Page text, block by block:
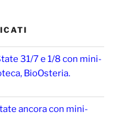
31/7 e 1/8 con mini-
BioOsteria.
ancora con mini-